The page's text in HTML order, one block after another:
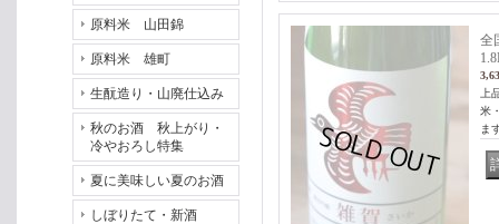
原料米 山田錦
原料米 雄町
生酛造り・山廃仕込み
秋のお酒 秋上がり・
冷やおろし特集
夏に美味しい夏のお酒
しぼりたて・新酒
全
上
米
ま